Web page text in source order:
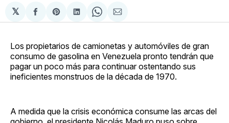
𝕏
Compartir
en
Share
on
Compartir
en
Share
on
Compartir
via
Los propietarios de camionetas y automóviles de gran
consumo de gasolina en Venezuela pronto tendrán que
pagar un poco más para continuar ostentando sus
ineficientes monstruos de la década de 1970.
A medida que la crisis económica consume las arcas del